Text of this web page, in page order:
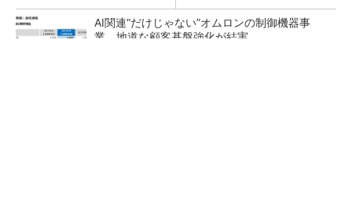
AI関連“だけじゃない”オムロンの制御機器事
業、地道な顧客基盤強化が結実